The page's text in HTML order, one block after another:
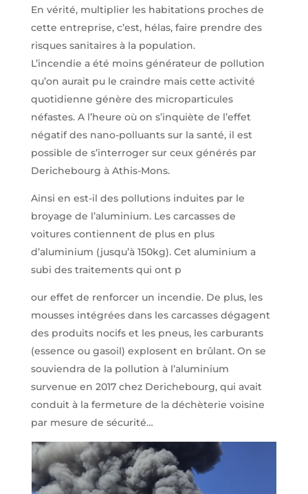
En vérité, multiplier les habitations proches de
cette entreprise, c’est, hélas, faire prendre des
risques sanitaires à la population.
L’incendie a été moins générateur de pollution
qu’on aurait pu le craindre mais cette activité
quotidienne génère des microparticules
néfastes. A l’heure où on s’inquiète de l’effet
négatif des nano-polluants sur la santé, il est
possible de s’interroger sur ceux générés par
Derichebourg à Athis-Mons.
Ainsi en est-il des pollutions induites par le
broyage de l’aluminium. Les carcasses de
voitures contiennent de plus en plus
d’aluminium (jusqu’à 150kg). Cet aluminium a
subi des traitements qui ont p
our effet de renforcer un incendie. De plus, les
mousses intégrées dans les carcasses dégagent
des produits nocifs et les pneus, les carburants
(essence ou gasoil) explosent en brûlant. On se
souviendra de la pollution à l’aluminium
survenue en 2017 chez Derichebourg, qui avait
conduit à la fermeture de la déchèterie voisine
par mesure de sécurité…